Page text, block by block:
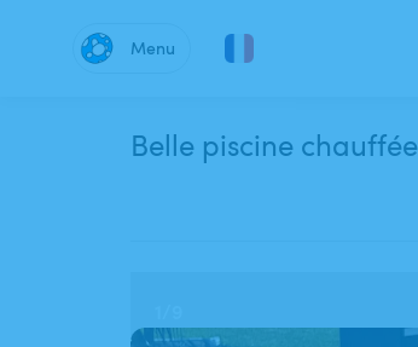
Menu
Belle piscine